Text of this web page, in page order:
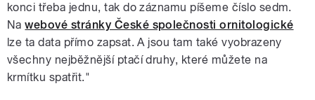
konci třeba jednu, tak do záznamu píšeme číslo sedm.
Nawebové stránky České společnosti ornitologické
lze ta data přímo zapsat. A jsou tam také vyobrazeny
všechny nejběžnější ptačí druhy, které můžete na
krmítku spatřit."